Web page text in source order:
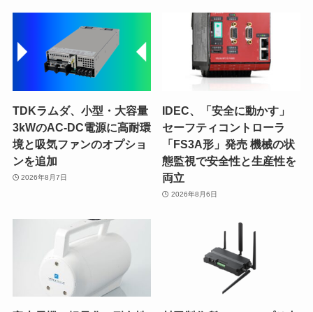
TDKラムダ、小型・大容量
3kWのAC-DC電源に高耐環
境と吸気ファンのオプショ
ンを追加
2026年8月7日
IDEC、「安全に動かす」
セーフティコントローラ
「FS3A形」発売 機械の状
態監視で安全性と生産性を
両立
2026年8月6日